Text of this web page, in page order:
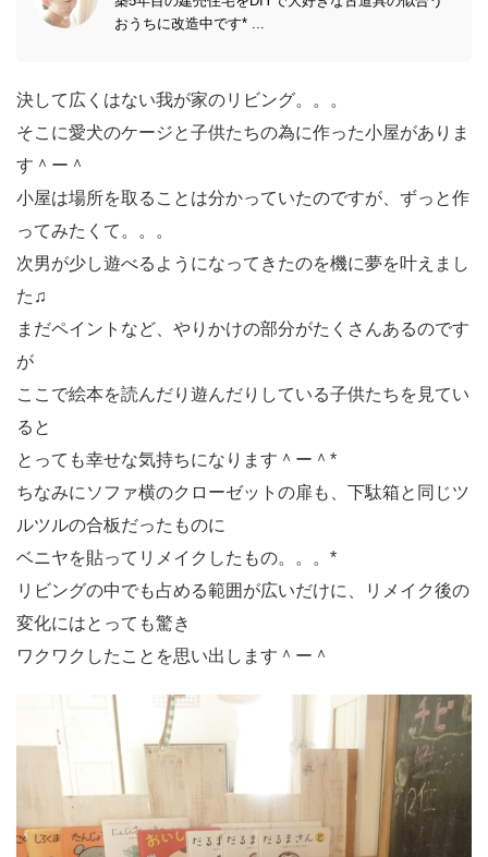
おうちに改造中です* ...
決して広くはない我が家のリビング。。。
そこに愛犬のケージと子供たちの為に作った小屋がありま
す＾ー＾
小屋は場所を取ることは分かっていたのですが、ずっと作
ってみたくて。。。
次男が少し遊べるようになってきたのを機に夢を叶えまし
た♫
まだペイントなど、やりかけの部分がたくさんあるのです
が
ここで絵本を読んだり遊んだりしている子供たちを見てい
ると
とっても幸せな気持ちになります＾ー＾*
ちなみにソファ横のクローゼットの扉も、下駄箱と同じツ
ルツルの合板だったものに
ベニヤを貼ってリメイクしたもの。。。*
リビングの中でも占める範囲が広いだけに、リメイク後の
変化にはとっても驚き
ワクワクしたことを思い出します＾ー＾